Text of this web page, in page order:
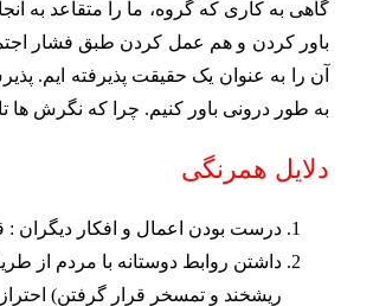
گاهی به کاری که گروه، ما را متقاعد به
باور کردن و هم عمل کردن طبق فشار
آن را به عنوان یک حقیقت پذیرفته ایم.
به طور درونی باور کنیم. چرا که نگرش ها
دلایل همرنگی
درست بودن اعمال و افکار دیگران
داشتن روابط دوستانه با مردم از
ریشخند و تمسخر قرار گرفتن)